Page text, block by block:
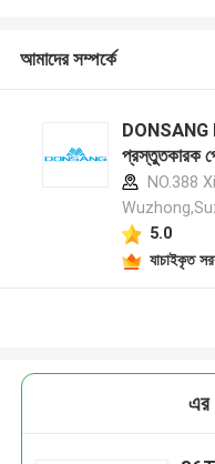
আমাদের সম্পর্কে
প্রস্তুতকারক
NO.388
5.0
যাচাইকৃত
এর